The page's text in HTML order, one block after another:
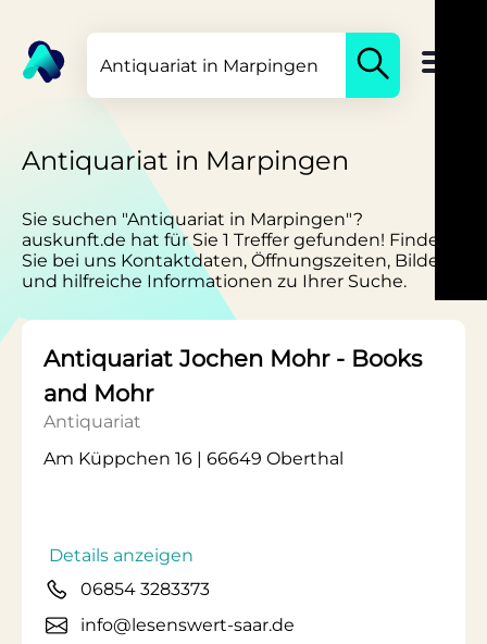
Antiquariat in Marpingen
Sie suchen "Antiquariat in Marpingen"?
auskunft.de hat für Sie 1 Treffer gefunden! Finden
Sie bei uns Kontaktdaten, Öffnungszeiten, Bilder
und hilfreiche Informationen zu Ihrer Suche.
Antiquariat Jochen Mohr - Books
and Mohr
Antiquariat
Am Küppchen 16 | 66649 Oberthal
Details anzeigen
06854 3283373
info@lesenswert-saar.de